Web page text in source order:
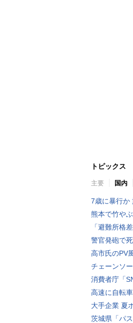
トピックス
主要 国内
7歳に暴行か
熊本で竹や
「避難所格
警官発砲で
高市氏のPV
チェーンソ
消費者庁「
高速に自転
大手企業 夏
茨城県「パ